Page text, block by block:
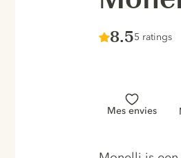
Score :
8.5/ 10
5 ratings
Mes envies